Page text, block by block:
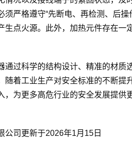
严格遵守“先断电、再检测、后操
点火源。此外，加热元件存在一
过科学的结构设计、精准的材质
着工业生产对安全标准的不断提
为更多高危行业的安全发展提供
公司更新于2026年1月15日